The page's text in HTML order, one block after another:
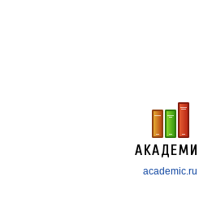
academic.ru